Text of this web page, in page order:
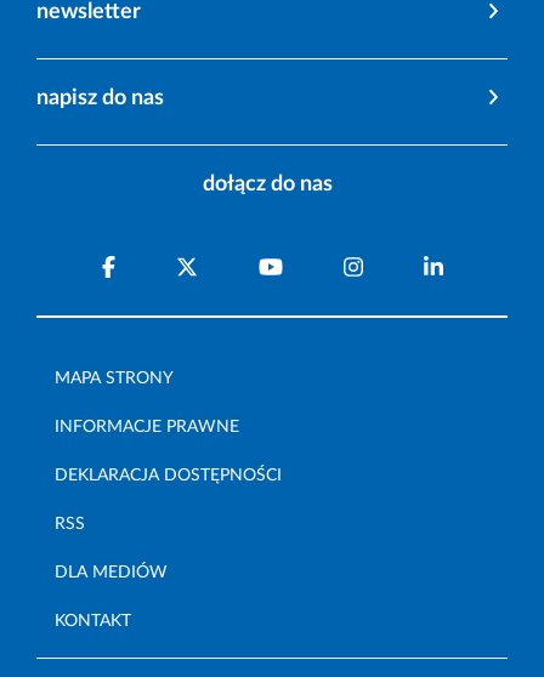
newsletter
napisz do nas
dołącz do nas
MAPA STRONY
INFORMACJE PRAWNE
DEKLARACJA DOSTĘPNOŚCI
RSS
DLA MEDIÓW
KONTAKT